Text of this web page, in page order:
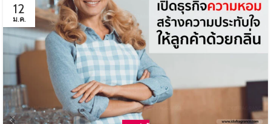
12
ม.ค.